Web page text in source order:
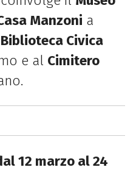
Manzoni a
Biblioteca Civica
e al Cimitero
12 marzo al 24